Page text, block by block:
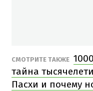
СМОТРИТЕ ТАКЖЕ
тайна
Пасхи и почему